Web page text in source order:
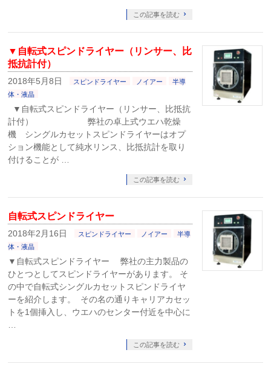
この記事を読む
▼自転式スピンドライヤー（リンサー、比
抵抗計付）
2018年5月8日 スピンドライヤー ノイアー
半導
体・液晶
▼自転式スピンドライヤー（リンサー、比抵抗
計付） 弊社の卓上式ウエハ乾燥
機 シングルカセットスピンドライヤーはオプ
ション機能として純水リンス、比抵抗計を取り
付けることが …
この記事を読む
自転式スピンドライヤー
2018年2月16日 スピンドライヤー ノイアー
半導
体・液晶
▼自転式スピンドライヤー 弊社の主力製品の
ひとつとしてスピンドライヤーがあります。 そ
の中で自転式シングルカセットスピンドライヤ
ーを紹介します。 その名の通りキャリアカセッ
トを1個挿入し、ウエハのセンター付近を中心に
この記事を読む